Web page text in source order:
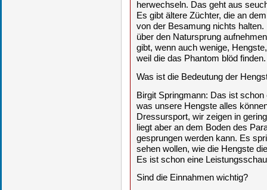
herwechseln. Das geht aus
Es gibt ältere Züchter, die an
von der Besamung nichts
über den Natursprung
gibt, wenn auch wenige,
weil die das Phantom blöd
Was ist die Bedeutung der
Birgit Springmann: Das ist
was unsere Hengste alles
Dressursport, wir zeigen in
liegt aber an dem Boden des
gesprungen werden kann. Es
sehen wollen, wie die Hengste
Es ist schon eine
Sind die Einnahmen wichtig?